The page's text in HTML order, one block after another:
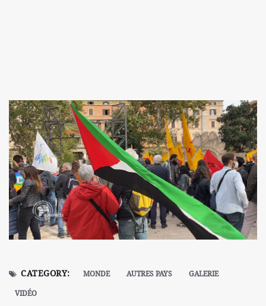
CATEGORY: MONDE AUTRES PAYS
GALERIE
VIDÉO